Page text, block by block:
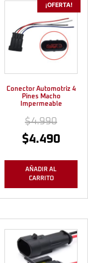
¡OFERTA!
Conector Automotriz 4
Pines Macho
Impermeable
$4.990
$4.490
AÑADIR AL
CARRITO